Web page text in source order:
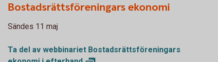
Bostadsrättsföreningars ekonomi
Sändes 11 maj
Ta del av webbinariet Bostadsrättsföreningars